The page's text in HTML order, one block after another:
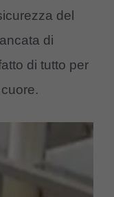
del
di
di tutto per